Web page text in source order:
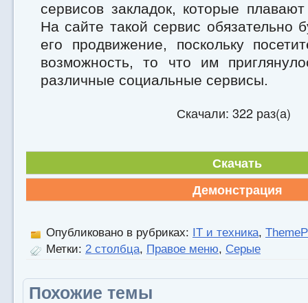
сервисов закладок, которые
На сайте такой сервис обязательно
его продвижение, поскольку
возможность, то что им
различные социальные сервисы.
Скачали: 322 раз(а)
Скачать
Демонстрация
Опубликовано в рубриках: IT и техника,
Метки: 2 столбца, Правое меню, Серые
Похожие темы